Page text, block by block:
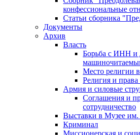
конфессиональные
Статьи сборника
Документы
Архив
Власть
Борьба с ИНН и
Место религии
Религия и права
Армия и силовые
Соглашения и
сотрудничество
Выставки в Музее
Криминал
Миссионерская и